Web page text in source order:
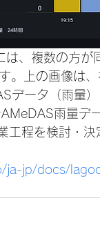
は、複数の方
。上の画像は
データ（雨量
雨量デ
工程を検討・
ja-jp/docs/